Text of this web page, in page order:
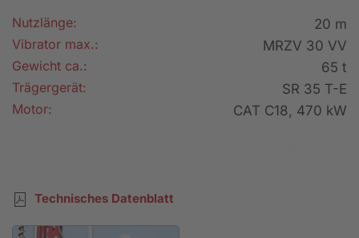
Nutzlänge:
20 m
Vibrator max.:
MRZV 30 VV
Gewicht ca.:
65 t
Trägergerät:
SR 35 T-E
Motor:
CAT C18, 470 kW
Technisches Datenblatt